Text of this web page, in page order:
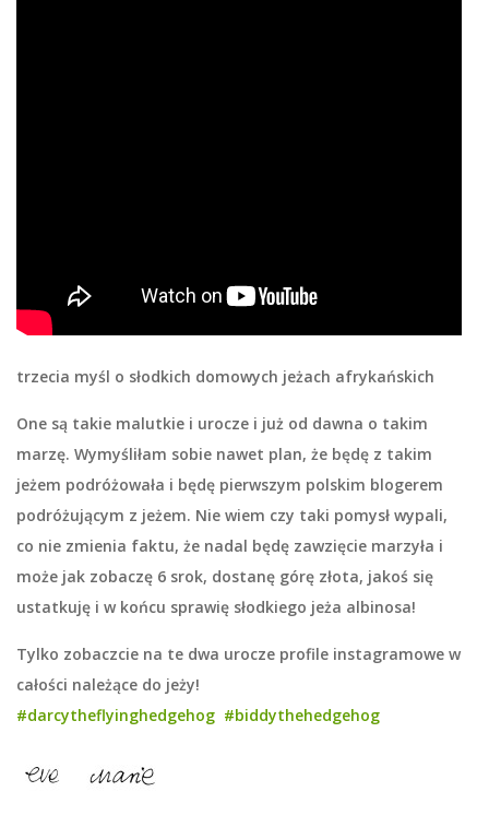
trzecia myśl o słodkich domowych jeżach afrykańskich
One są takie malutkie i urocze i już od dawna o takim
marzę. Wymyśliłam sobie nawet plan, że będę z takim
jeżem podróżowała i będę pierwszym polskim blogerem
podróżującym z jeżem. Nie wiem czy taki pomysł wypali,
co nie zmienia faktu, że nadal będę zawzięcie marzyła i
może jak zobaczę 6 srok, dostanę górę złota, jakoś się
ustatkuję i w końcu sprawię słodkiego jeża albinosa!
Tylko zobaczcie na te dwa urocze profile instagramowe w
całości należące do jeży!
#darcytheflyinghedgehog #biddythehedgehog